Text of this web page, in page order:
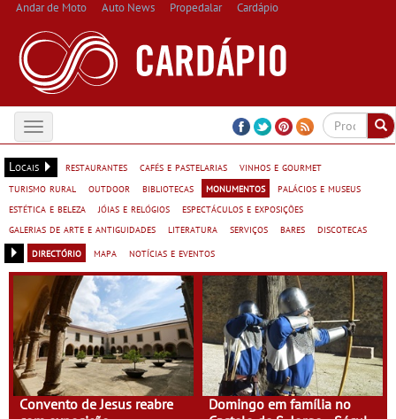
Andar de Moto Auto News Propedalar Cardápio
Toggle
navigation
Locais
restaurantes cafés e pastelarias
vinhos e gourmet
turismo rural
outdoor bibliotecas monumentos
palácios e museus
estética e beleza
jóias e relógios
espectáculos e exposições
galerias de arte e antiguidades
literatura serviços bares
discotecas
directório
mapa notícias e eventos
Convento de Jesus reabre
Domingo em família no